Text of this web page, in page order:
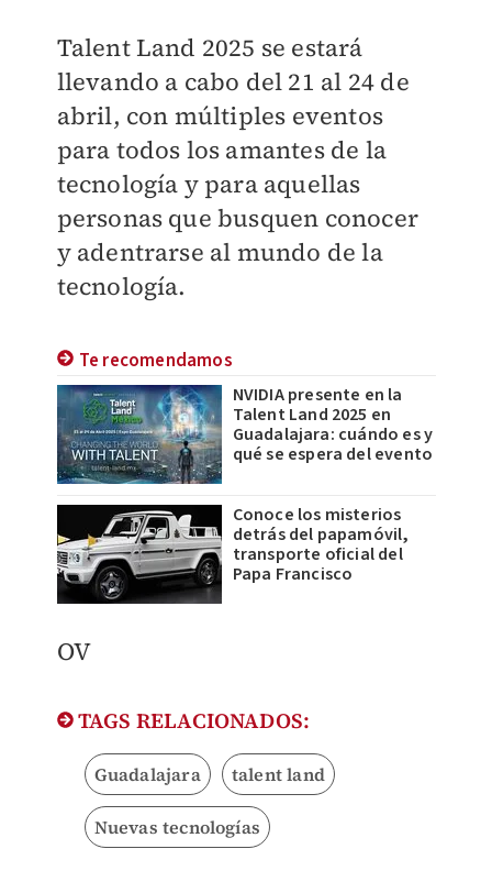
Talent Land 2025 se estará
llevando a cabo del 21 al 24 de
abril, con múltiples eventos
para todos los amantes de la
tecnología y para aquellas
personas que busquen conocer
y adentrarse al mundo de la
tecnología.
Te recomendamos
NVIDIA presente en la
Talent Land 2025 en
Guadalajara: cuándo es y
qué se espera del evento
Conoce los misterios
detrás del papamóvil,
transporte oficial del
Papa Francisco
OV
TAGS RELACIONADOS:
Guadalajara talent land
Nuevas tecnologías